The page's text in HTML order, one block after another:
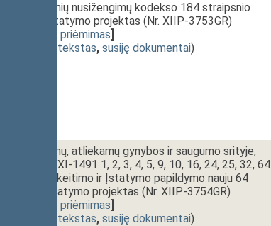
Administracinių nusižengimų kodekso 184 straipsnio
pakeitimo įstatymo projektas (Nr. XIIP-3753GR)
priėmimas]
dokumento tekstas, susiję dokumentai)
Viešųjų pirkimų, atliekamų gynybos ir saugumo srityje,
įstatymo Nr. XI-1491 1, 2, 3, 4, 5, 9, 10, 16, 24, 25, 32, 64
straipsnių pakeitimo ir Įstatymo papildymo nauju 64
straipsniu įstatymo projektas (Nr. XIIP-3754GR)
priėmimas]
dokumento tekstas, susiję dokumentai)